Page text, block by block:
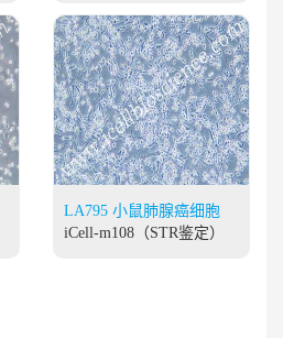
LA795 小鼠肺腺癌细胞
iCell-m108（STR鉴定）